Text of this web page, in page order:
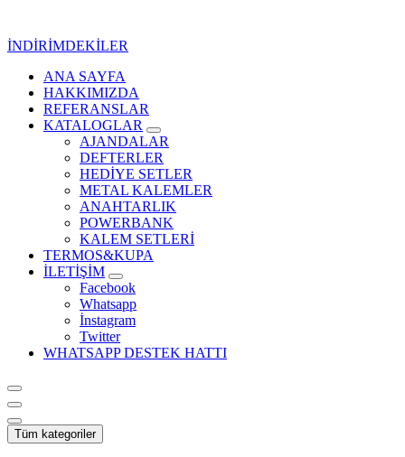
İNDİRİMDEKİLER
Kurumsal Promosyon-Hediyelik
ANA SAYFA
HAKKIMIZDA
REFERANSLAR
KATALOGLAR
AJANDALAR
DEFTERLER
HEDİYE SETLER
METAL KALEMLER
ANAHTARLIK
POWERBANK
KALEM SETLERİ
TERMOS&KUPA
İLETİŞİM
Facebook
Whatsapp
İnstagram
Twitter
WHATSAPP DESTEK HATTI
Tüm kategoriler